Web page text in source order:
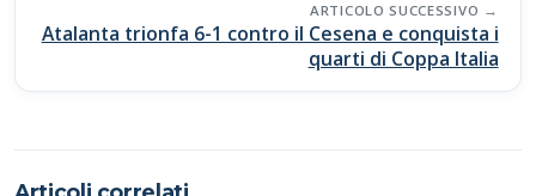
ARTICOLO SUCCESSIVO
Atalanta trionfa 6-1 contro il Cesena e conquista i
quarti di Coppa Italia